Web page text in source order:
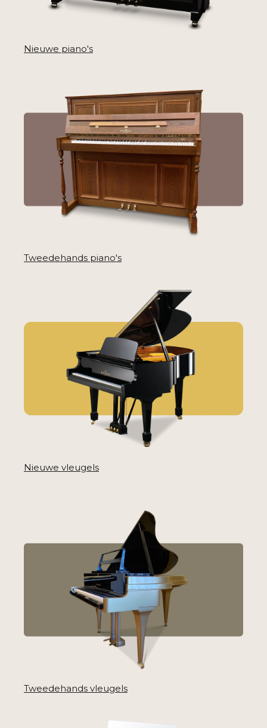
Nieuwe piano's
Tweedehands piano's
Nieuwe vleugels
Tweedehands vleugels